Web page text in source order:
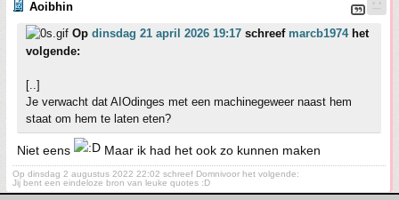
Aoibhin
Op dinsdag 21 april 2026 19:17 schreef marcb1974het
volgende:
[..]
Je verwacht dat AIOdinges met een machinegeweer naast hem
staat om hem te laten eten?
Niet eens Maar ik had het ook zo kunnen maken
Op dinsdag 2 augustus 2022 22:02 schreef Domnivoor het volgende:
Jij bent een eindeloze bron van leuke quotes :D